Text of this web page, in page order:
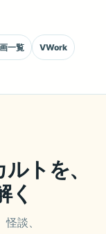
一覧 VWork
トを、
く
談、